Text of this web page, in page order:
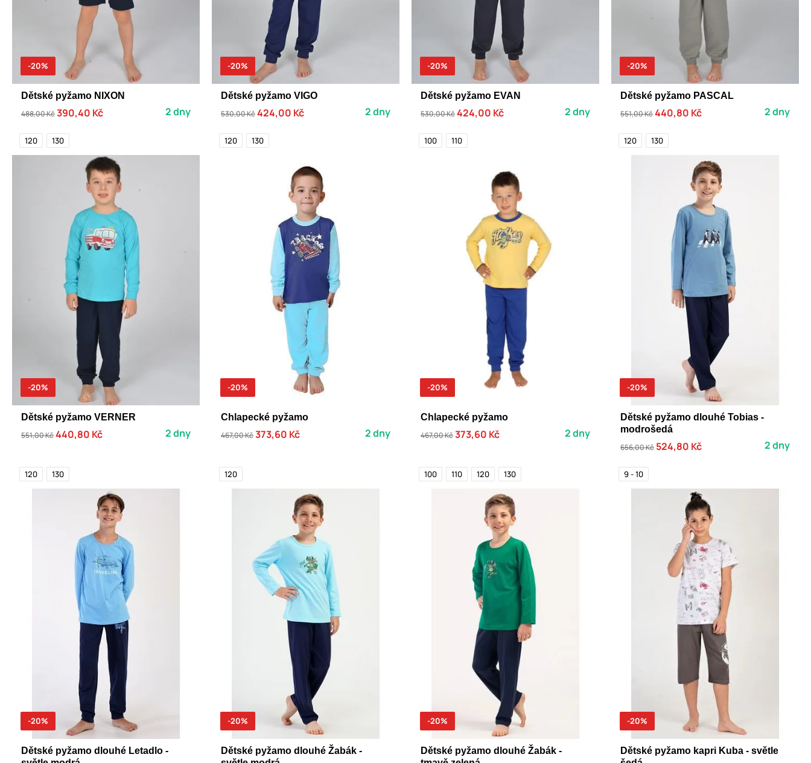
-20%
Dětské pyžamo NIXON
488,00 Kč390,40 Kč 2 dny
120 130
-20%
Dětské pyžamo VIGO
530,00 Kč424,00 Kč 2 dny
120 130
-20%
Dětské pyžamo EVAN
530,00 Kč424,00 Kč 2 dny
100 110
-20%
Dětské pyžamo PASCAL
551,00 Kč440,80 Kč 2 dny
120 130
-20%
Dětské pyžamo VERNER
551,00 Kč440,80 Kč 2 dny
120 130
-20%
Chlapecké pyžamo
467,00 Kč373,60 Kč 2 dny
120
-20%
Chlapecké pyžamo
467,00 Kč373,60 Kč 2 dny
100 110 120 130
-20%
Dětské pyžamo dlouhé Tobias -
modrošedá
656,00 Kč 524,80 Kč 2 dny
9 - 10
-20%
Dětské pyžamo dlouhé Letadlo -
-20%
Dětské pyžamo dlouhé Žabák -
-20%
Dětské pyžamo dlouhé Žabák -
-20%
Dětské pyžamo kapri Kuba - světle